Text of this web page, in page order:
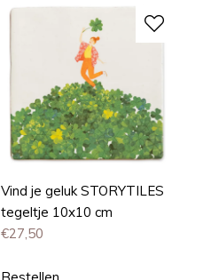
Vind je geluk STORYTILES
tegeltje 10x10 cm
€27,50